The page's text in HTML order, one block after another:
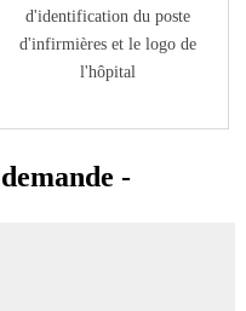
d'identification du poste
d'infirmières et le logo de
l'hôpital
-